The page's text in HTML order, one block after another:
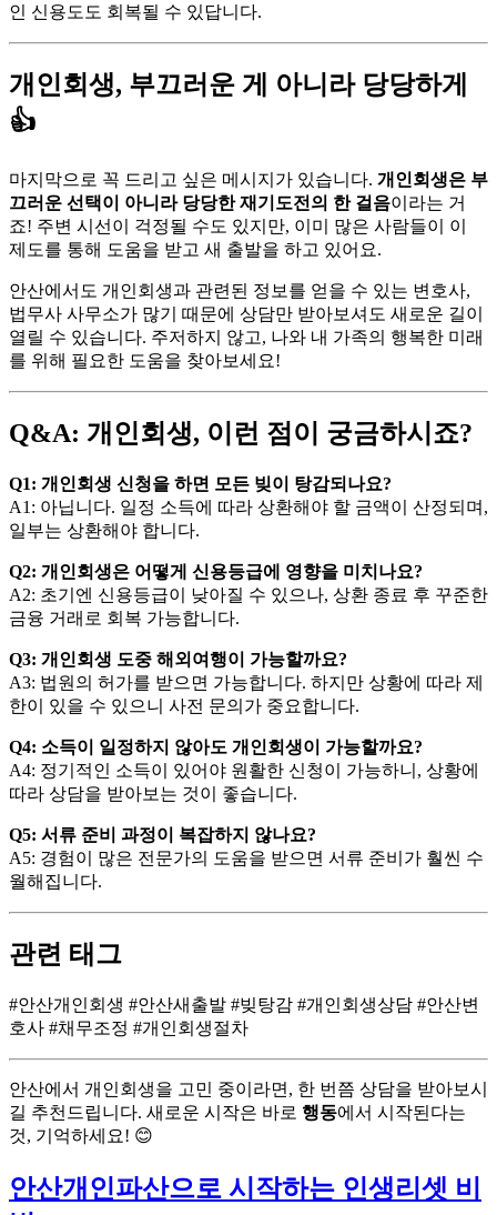
인 신용도도 회복될 수 있답니다.
개인회생, 부끄러운 게 아니라 당당하게
👍
마지막으로 꼭 드리고 싶은 메시지가 있습니다. 개인회생은 부
끄러운 선택이 아니라 당당한 재기도전의 한 걸음이라는 거
죠! 주변 시선이 걱정될 수도 있지만, 이미 많은 사람들이 이
제도를 통해 도움을 받고 새 출발을 하고 있어요.
안산에서도 개인회생과 관련된 정보를 얻을 수 있는 변호사,
법무사 사무소가 많기 때문에 상담만 받아보셔도 새로운 길이
열릴 수 있습니다. 주저하지 않고, 나와 내 가족의 행복한 미래
를 위해 필요한 도움을 찾아보세요!
Q&A: 개인회생, 이런 점이 궁금하시죠?
Q1: 개인회생 신청을 하면 모든 빚이 탕감되나요?
A1: 아닙니다. 일정 소득에 따라 상환해야 할 금액이 산정되며,
일부는 상환해야 합니다.
Q2: 개인회생은 어떻게 신용등급에 영향을 미치나요?
A2: 초기엔 신용등급이 낮아질 수 있으나, 상환 종료 후 꾸준한
금융 거래로 회복 가능합니다.
Q3: 개인회생 도중 해외여행이 가능할까요?
A3: 법원의 허가를 받으면 가능합니다. 하지만 상황에 따라 제
한이 있을 수 있으니 사전 문의가 중요합니다.
Q4: 소득이 일정하지 않아도 개인회생이 가능할까요?
A4: 정기적인 소득이 있어야 원활한 신청이 가능하니, 상황에
따라 상담을 받아보는 것이 좋습니다.
Q5: 서류 준비 과정이 복잡하지 않나요?
A5: 경험이 많은 전문가의 도움을 받으면 서류 준비가 훨씬 수
월해집니다.
관련 태그
#안산개인회생 #안산새출발 #빚탕감 #개인회생상담 #안산변
호사 #채무조정 #개인회생절차
안산에서 개인회생을 고민 중이라면, 한 번쯤 상담을 받아보시
길 추천드립니다. 새로운 시작은 바로 행동에서 시작된다는
것, 기억하세요! 😊
안산개인파산으로 시작하는 인생리셋 비